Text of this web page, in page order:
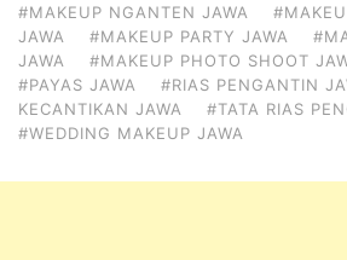
#MAKEUP NGANTEN JAWA
JAWA
#MAKEUP PARTY JAWA
JAWA
#MAKEUP PHOTO SHOOT
#PAYAS JAWA
#RIAS PENGANTIN
KECANTIKAN JAWA
#TATA RIAS
#WEDDING MAKEUP JAWA